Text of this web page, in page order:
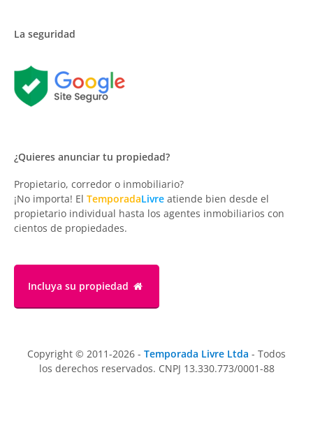
La seguridad
¿Quieres anunciar tu propiedad?
Propietario, corredor o inmobiliario?
¡No importa! El TemporadaLivre atiende bien desde el
propietario individual hasta los agentes inmobiliarios con
cientos de propiedades.
Incluya su propiedad
Copyright © 2011-2026 - Temporada Livre Ltda - Todos
los derechos reservados. CNPJ 13.330.773/0001-88